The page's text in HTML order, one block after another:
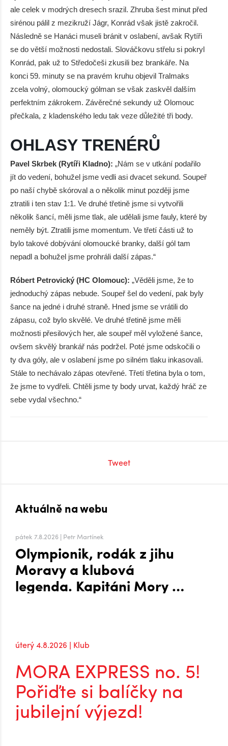
ale celek v modrých dresech srazil. Zhruba šest minut před
sirénou pálil z mezikruží Jágr, Konrád však jistě zakročil.
Následně se Hanáci museli bránit v oslabení, avšak Rytíři
se do větší možnosti nedostali. Slováčkovu střelu si pokryl
Konrád, pak už to Středočeši zkusili bez brankáře. Na
konci 59. minuty se na pravém kruhu objevil Tralmaks
zcela volný, olomoucký gólman se však zaskvěl dalším
perfektním zákrokem. Závěrečné sekundy už Olomouc
přečkala, z kladenského ledu tak veze důležité tři body.
OHLASY TRENÉRŮ
Pavel Skrbek (Rytíři Kladno): „Nám se v utkání podařilo
jít do vedení, bohužel jsme vedli asi dvacet sekund. Soupeř
po naší chybě skóroval a o několik minut později jsme
ztratili i ten stav 1:1. Ve druhé třetině jsme si vytvořili
několik šancí, měli jsme tlak, ale udělali jsme fauly, které by
neměly být. Ztratili jsme momentum. Ve třetí části už to
bylo takové dobývání olomoucké branky, další gól tam
nepadl a bohužel jsme prohráli další zápas.“
Róbert Petrovický (HC Olomouc): „Věděli jsme, že to
jednoduchý zápas nebude. Soupeř šel do vedení, pak byly
šance na jedné i druhé straně. Hned jsme se vrátili do
zápasu, což bylo skvělé. Ve druhé třetině jsme měli
možnosti přesilových her, ale soupeř měl vyložené šance,
ovšem skvělý brankář nás podržel. Poté jsme odskočili o
ty dva góly, ale v oslabení jsme po silném tlaku inkasovali.
Stále to nechávalo zápas otevřené. Třetí třetina byla o tom,
že jsme to vydřeli. Chtěli jsme ty body urvat, každý hráč ze
sebe vydal všechno.“
Tweet
Aktuálně na webu
pátek 7.8.2026 | Petr Martínek
Olympionik, rodák z jihu
Moravy a klubová
legenda. Kapitáni Mory po
úterý 4.8.2026 | Klub
MORA EXPRESS no. 5!
Pořiďte si balíčky na
jubilejní výjezd!